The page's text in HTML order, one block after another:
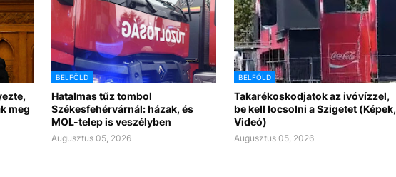
meg
BELFÖLD
Hatalmas tűz tombol
Székesfehérvárnál: házak, és
MOL-telep is veszélyben
Augusztus 05, 2026
BELFÖLD
Takarékoskodjatok az ivóvízzel,
be kell locsolni a Szigetet (Képek,
Videó)
Augusztus 05, 2026